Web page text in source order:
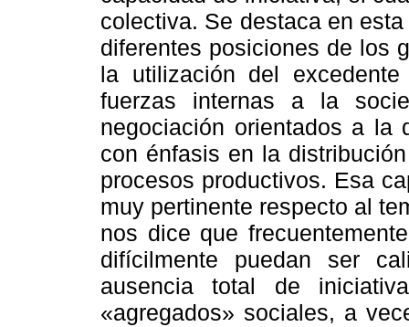
colectiva. Se destaca en
diferentes posiciones de los
la utilización del
fuerzas internas a la
negociación orientados a la
con énfasis en la
procesos productivos. Esa
muy pertinente respecto al
nos dice que
difícilmente puedan ser
ausencia total de
«agregados» sociales, a